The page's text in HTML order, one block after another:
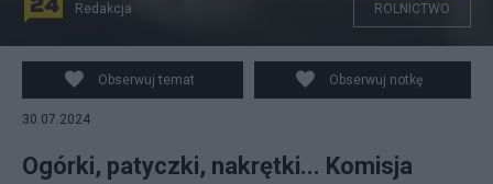
fot. Pixabay
Redakcja ROLNICTWO
Obserwuj temat Obserwuj notkę
30.07.2024
Ogórki, patyczki, nakrętki... Komisja